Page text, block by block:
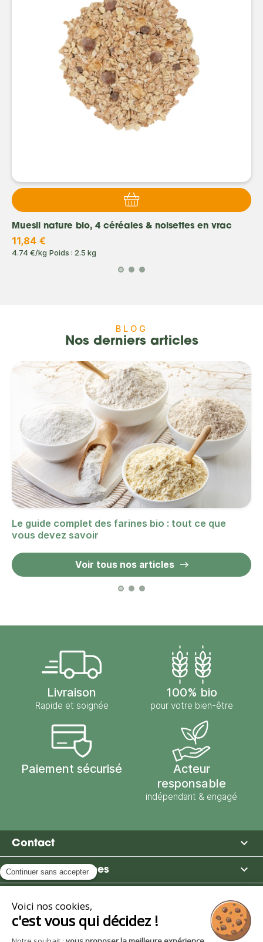
Muesli nature bio, 4 céréales & noisettes en vrac
11,84 €
4.74 €/kg Poids : 2.5 kg
BLOG
Nos derniers articles
Le guide complet des farines bio : tout ce que
vous devez savoir
Voir tous nos articles
Livraison
Rapide et soignée
100% bio
pour votre bien-être
Paiement sécurisé
Acteur
responsable
indépendant & engagé
Contact 
Moulin des Moines 
Avantages et services 